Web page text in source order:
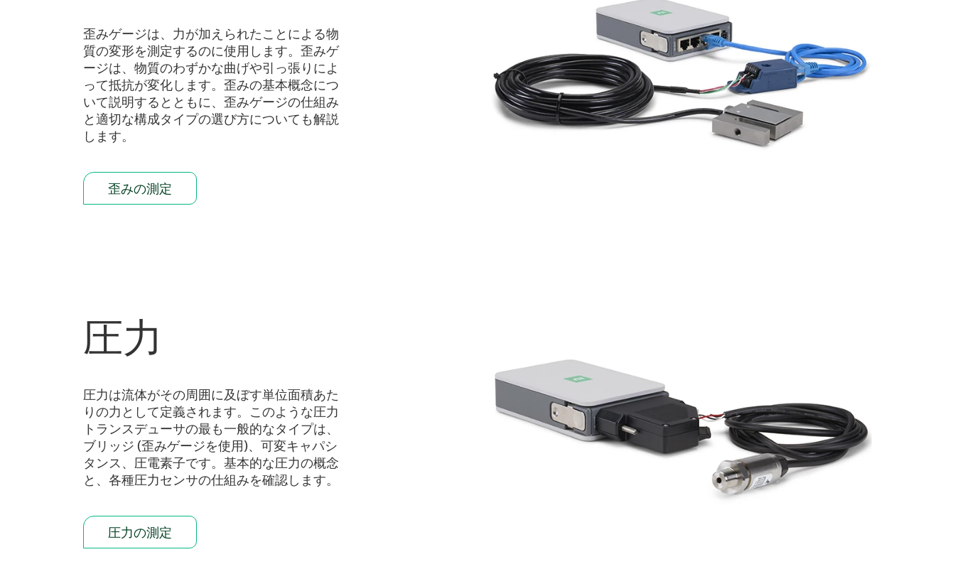
歪みゲージは、力が加えられたことによる物
質の変形を測定するのに使用します。歪みゲ
ージは、物質のわずかな曲げや引っ張りによ
って抵抗が変化します。歪みの基本概念につ
いて説明するとともに、歪みゲージの仕組み
と適切な構成タイプの選び方についても解説
します。
歪みの測定
圧力
圧力は流体がその周囲に及ぼす単位面積あた
りの力として定義されます。このような圧力
トランスデューサの最も一般的なタイプは、
ブリッジ (歪みゲージを使用)、可変キャパシ
タンス、圧電素子です。基本的な圧力の概念
と、各種圧力センサの仕組みを確認します。
圧力の測定